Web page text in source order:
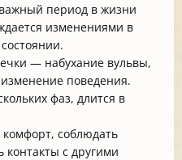
период в жизни
изменениями в
— набухание вульвы,
поведения.
фаз, длится в
соблюдать
контакты с другими